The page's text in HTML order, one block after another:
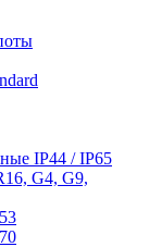
IP44 / IP65
G4, G9,